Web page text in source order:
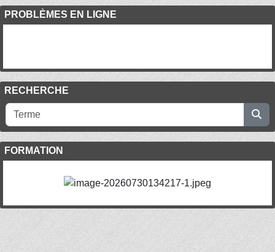
PROBLÈMES EN LIGNE
RECHERCHE
FORMATION